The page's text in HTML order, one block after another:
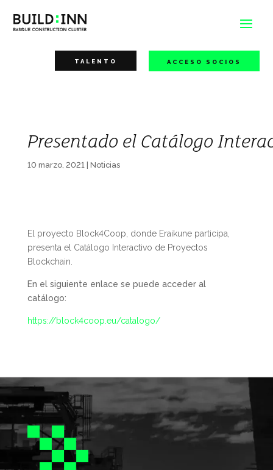
TALENTO ACCESO SOCIOS
Presentado el Catálogo
10 marzo, 2021| Noticias
El proyecto Block4Coop, donde Eraikune participa,
presenta el Catálogo Interactivo de Proyectos
Blockchain.
En el siguiente enlace se puede acceder al
catálogo:
https://block4coop.eu/catalogo/